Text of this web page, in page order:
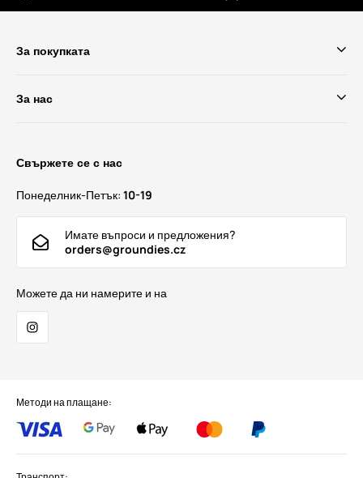
За покупката
За нас
Свържете се с нас
Понеделник-Петък: 10-19
Имате въпроси и предложения?
orders@groundies.cz
Можете да ни намерите и на
Методи на плащане: